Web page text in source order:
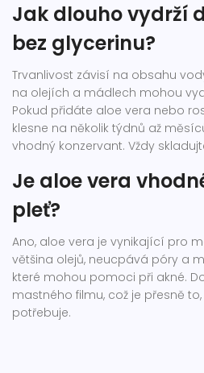
Jak dlouho vydrží
bez glycerinu?
Trvanlivost závisí na obsahu
na olejích a mádlech mohou
Pokud přidáte aloe vera nebo
klesne na několik týdnů až
vhodný konzervant. Vždy
Je aloe vera
pleť?
Ano, aloe vera je vynikající pro
většina olejů, neucpává póry a
které mohou pomoci při akné.
mastného filmu, což je přesně
potřebuje.